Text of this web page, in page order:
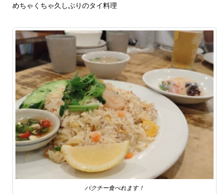
めちゃくちゃ久しぶりのタイ料理
パクチー食べれます！